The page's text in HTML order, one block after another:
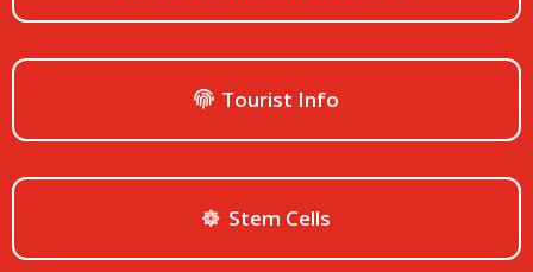
Tourist Info
Stem Cells